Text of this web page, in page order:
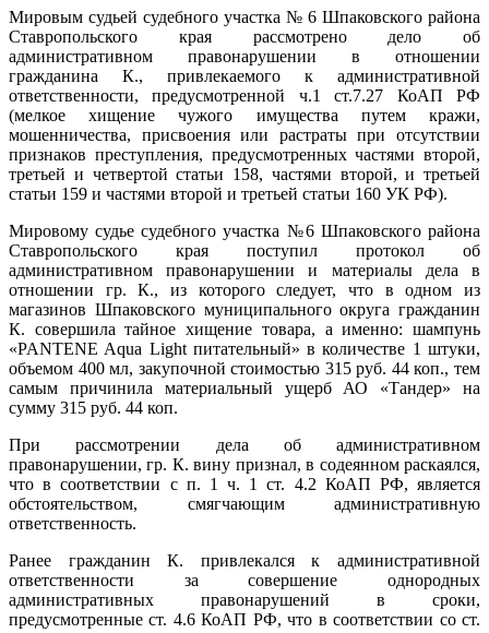
Мировым судьей судебного участка № 6 Шпаковского района
Ставропольского края рассмотрено дело об
административном правонарушении в отношении
гражданина К., привлекаемого к административной
ответственности, предусмотренной ч.1 ст.7.27 КоАП РФ
(мелкое хищение чужого имущества путем кражи,
мошенничества, присвоения или растраты при отсутствии
признаков преступления, предусмотренных частями второй,
третьей и четвертой статьи 158, частями второй, и третьей
статьи 159 и частями второй и третьей статьи 160 УК РФ).
Мировому судье судебного участка №6 Шпаковского района
Ставропольского края поступил протокол об
административном правонарушении и материалы дела в
отношении гр. К., из которого следует, что в одном из
магазинов Шпаковского муниципального округа гражданин
К. совершила тайное хищение товара, а именно: шампунь
«PANTENE Aqua Light питательный» в количестве 1 штуки,
объемом 400 мл, закупочной стоимостью 315 руб. 44 коп., тем
самым причинила материальный ущерб АО «Тандер» на
сумму 315 руб. 44 коп.
При рассмотрении дела об административном
правонарушении, гр. К. вину признал, в содеянном раскаялся,
что в соответствии с п. 1 ч. 1 ст. 4.2 КоАП РФ, является
обстоятельством, смягчающим административную
ответственность.
Ранее гражданин К. привлекался к административной
ответственности за совершение однородных
административных правонарушений в сроки,
предусмотренные ст. 4.6 КоАП РФ, что в соответствии со ст.